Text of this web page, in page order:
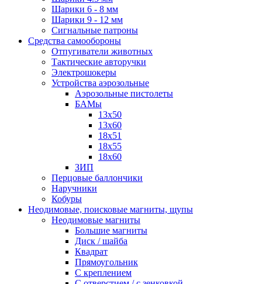
Шарики 6 - 8 мм
Шарики 9 - 12 мм
Сигнальные патроны
Средства самообороны
Отпугиватели животных
Тактические авторучки
Электрошокеры
Устройства аэрозольные
Аэрозольные пистолеты
БАМы
13х50
13х60
18х51
18х55
18х60
ЗИП
Перцовые баллончики
Наручники
Кобуры
Неодимовые, поисковые магниты, щупы
Неодимовые магниты
Большие магниты
Диск / шайба
Квадрат
Прямоугольник
С креплением